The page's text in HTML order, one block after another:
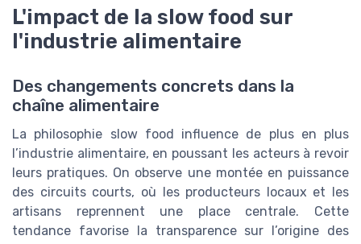
L'impact de la slow food sur
l'industrie alimentaire
Des changements concrets dans la
chaîne alimentaire
La philosophie slow food influence de plus en plus
l’industrie alimentaire, en poussant les acteurs à revoir
leurs pratiques. On observe une montée en puissance
des circuits courts, où les producteurs locaux et les
artisans reprennent une place centrale. Cette
tendance favorise la transparence sur l’origine des